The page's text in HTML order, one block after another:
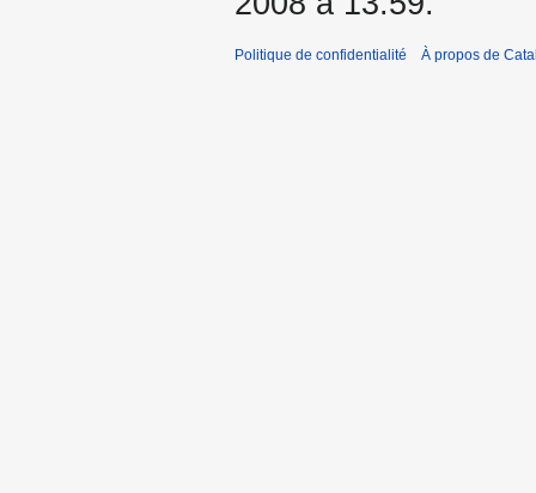
Politique de confidentialité À propos de